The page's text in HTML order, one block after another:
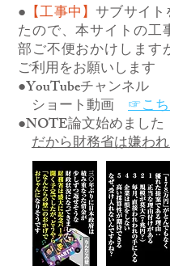
● 【工事中】サブサイ
たので、本サイトの工
部ご不便おかけします
ご利用をお願いします
●YouTubeチャンネル
ショート動画 ☞こ
●NOTE論文始めました
だから財務省は嫌わ